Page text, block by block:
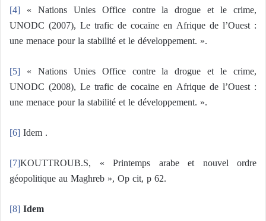
[4] « Nations Unies Office contre la drogue et le crime,
UNODC (2007), Le trafic de cocaïne en Afrique de l’Ouest :
une menace pour la stabilité et le développement. ».
[5] « Nations Unies Office contre la drogue et le crime,
UNODC (2008), Le trafic de cocaïne en Afrique de l’Ouest :
une menace pour la stabilité et le développement. ».
[6]Idem .
[7]KOUTTROUB.S, « Printemps arabe et nouvel ordre
géopolitique au Maghreb », Op cit, p 62.
[8]Idem